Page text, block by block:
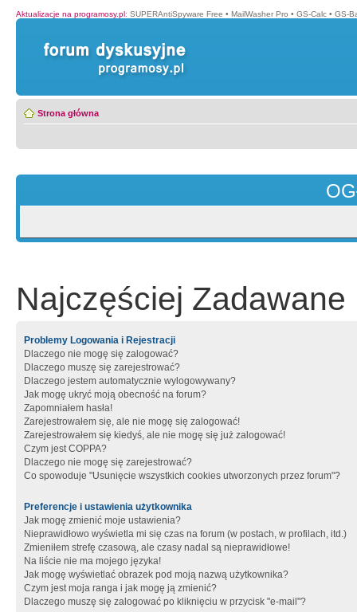
Aktualizacje na programosy.pl: SUPERAntiSpyware Free • MailWasher Pro • GS-Calc • GS-
Strona główna
Najczęściej Zadawane
Problemy Logowania i Rejestracji
Dlaczego nie mogę się zalogować?
Dlaczego muszę się zarejestrować?
Dlaczego jestem automatycznie wylogowywany?
Jak mogę ukryć moją obecność na forum?
Zapomniałem hasła!
Zarejestrowałem się, ale nie mogę się zalogować!
Zarejestrowałem się kiedyś, ale nie mogę się już zalogować!
Czym jest COPPA?
Dlaczego nie mogę się zarejestrować?
Co spowoduje "Usunięcie wszystkich cookies utworzonych przez forum"?
Preferencje i ustawienia użytkownika
Jak mogę zmienić moje ustawienia?
Nieprawidłowo wyświetla mi się czas na forum (w postach, w profilach, itd.)
Zmieniłem strefę czasową, ale czasy nadal są nieprawidłowe!
Na liście nie ma mojego języka!
Jak mogę wyświetlać obrazek pod moją nazwą użytkownika?
Czym jest moja ranga i jak mogę ją zmienić?
Dlaczego muszę się zalogować po kliknięciu w przycisk "e-mail"?